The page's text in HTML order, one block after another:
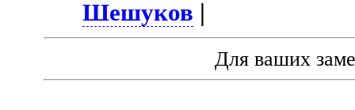
Шешуков |
Для ваших